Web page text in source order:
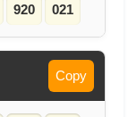
920 021
Copy